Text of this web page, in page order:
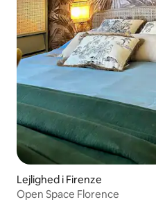
Lejlighed i Firenze
Open Space Florence